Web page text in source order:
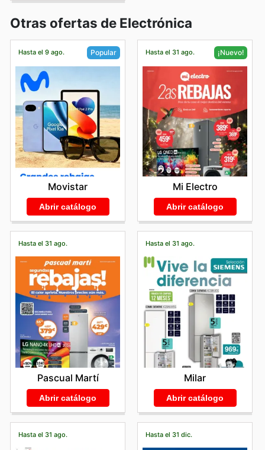
Otras ofertas de Electrónica
Hasta el 9 ago. Popular
Movistar
Abrir catálogo
Hasta el 31 ago. ¡Nuevo!
Mi Electro
Abrir catálogo
Hasta el 31 ago.
Pascual Martí
Abrir catálogo
Hasta el 31 ago.
Milar
Abrir catálogo
Hasta el 31 ago. Hasta el 31 dic.